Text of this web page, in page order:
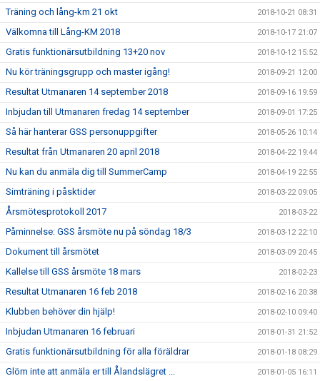
Träning och lång-km 21 okt 2018-10-21 08:31
Välkomna till Lång-KM 2018 2018-10-17 21:07
Gratis funktionärsutbildning 13+20 nov 2018-10-12 15:52
Nu kör träningsgrupp och master igång! 2018-09-21 12:00
Resultat Utmanaren 14 september 2018 2018-09-16 19:59
Inbjudan till Utmanaren fredag 14 september 2018-09-01 17:25
Så här hanterar GSS personuppgifter 2018-05-26 10:14
Resultat från Utmanaren 20 april 2018 2018-04-22 19:44
Nu kan du anmäla dig till SummerCamp 2018-04-19 22:55
Simträning i påsktider 2018-03-22 09:05
Årsmötesprotokoll 2017 2018-03-22
Påminnelse: GSS årsmöte nu på söndag 18/3 2018-03-12 22:10
Dokument till årsmötet 2018-03-09 20:45
Kallelse till GSS årsmöte 18 mars 2018-02-23
Resultat Utmanaren 16 feb 2018 2018-02-16 20:38
Klubben behöver din hjälp! 2018-02-10 09:40
Inbjudan Utmanaren 16 februari 2018-01-31 21:52
Gratis funktionärsutbildning för alla föräldrar 2018-01-18 08:29
Glöm inte att anmäla er till Ålandslägret ... 2018-01-05 16:11